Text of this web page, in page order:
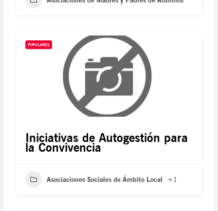
POPULARES
Iniciativas de Autogestión para
la Convivencia
Asociaciones Sociales de Ámbito Local +1